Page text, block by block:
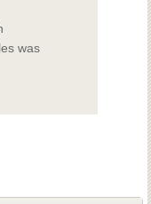
was